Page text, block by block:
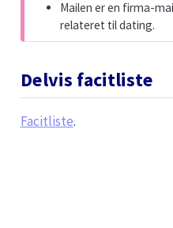
Mailen er en firma-
relateret til dating.
Delvis facitliste
Facitliste.